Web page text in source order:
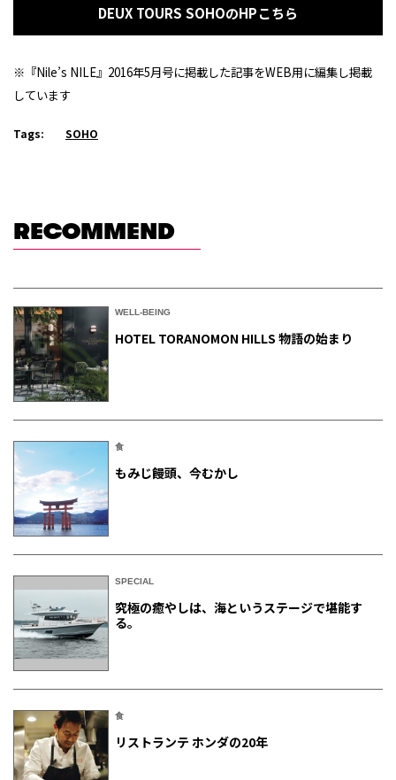
DEUX TOURS SOHOのHPこちら
※『Nile’s NILE』2016年5月号に掲載した記事をWEB用に編集し掲載
しています
Tags: SOHO
RECOMMEND
WELL-BEING
HOTEL TORANOMON HILLS 物語の始まり
食
もみじ饅頭、今むかし
SPECIAL
究極の癒やしは、海というステージで堪能す
る。
食
リストランテ ホンダの20年